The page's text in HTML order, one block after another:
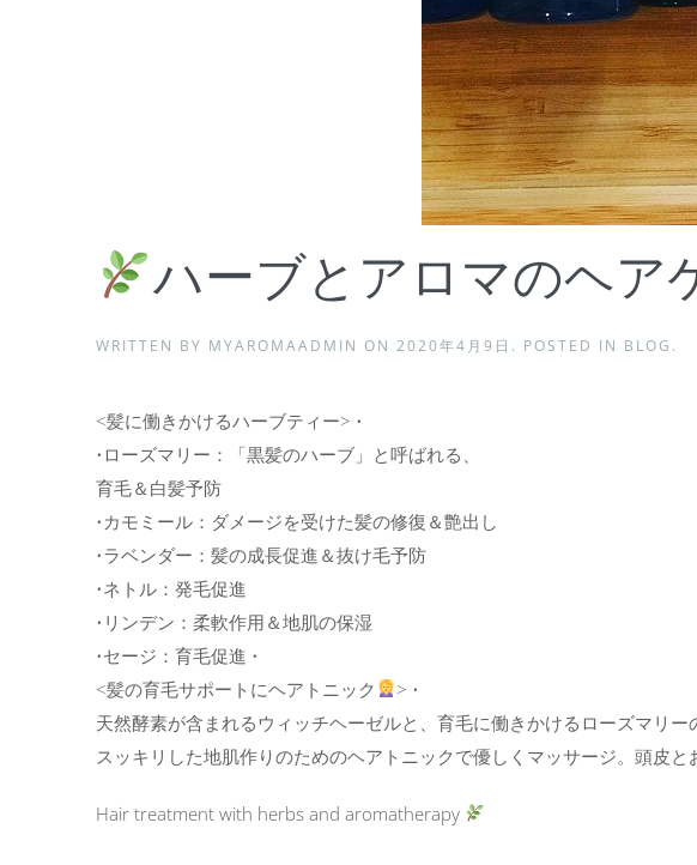
ハーブとアロマのヘア
WRITTEN BY MYAROMAADMIN ON 2020年4月9日 . POSTED IN BLOG .
<髪に働きかけるハーブティー> •
•ローズマリー：「黒髪のハーブ」と呼ばれる、
育毛＆白髪予防
•カモミール：ダメージを受けた髪の修復＆艶出し
•ラベンダー：髪の成長促進＆抜け毛予防
•ネトル：発毛促進
•リンデン：柔軟作用＆地肌の保湿
•セージ：育毛促進 •
<髪の育毛サポートにヘアトニック
> •
天然酵素が含まれるウィッチヘーゼルと、育毛に働きかけるローズマリ
スッキリした地肌作りのためのヘアトニックで優しくマッサージ。頭皮
Hair treatment with herbs and aromatherapy